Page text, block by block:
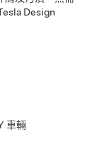
Design
車輛